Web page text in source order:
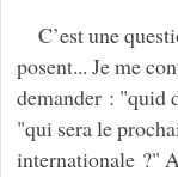
C’est une
posent... Je me
demander : "quid
"qui sera le
internationale ?"